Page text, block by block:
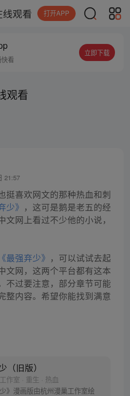
观看 打开APP
看
立即下载
观看
21:57
挺喜欢网文的那种热血和刺
少》 ，这可是鹅是老五的经
网上看过不少他的小说，
《最强弃少》 ，可以试试去起
文网，这两个平台都有这本
不过要注意，部分章节可能
整内容。希望你能找到满意
（旧版）
作室 · 重生 · 热血
少》漫画版由杭州漫巢工作室绘